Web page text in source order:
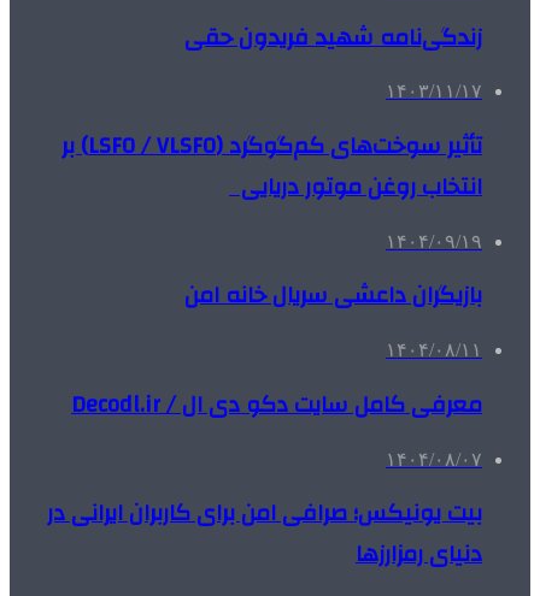
زندگی‌نامه شهید فریدون حقی
۱۴۰۳/۱۱/۱۷
تأثیر سوخت‌های کم‌گوگرد (LSFO / VLSFO) بر
انتخاب روغن موتور دریایی
۱۴۰۴/۰۹/۱۹
بازیگران داعشی سریال خانه امن
۱۴۰۴/۰۸/۱۱
معرفی کامل سایت دکو دی ال / Decodl.ir
۱۴۰۴/۰۸/۰۷
بیت یونیکس؛ صرافی امن برای کاربران ایرانی در
دنیای رمزارزها